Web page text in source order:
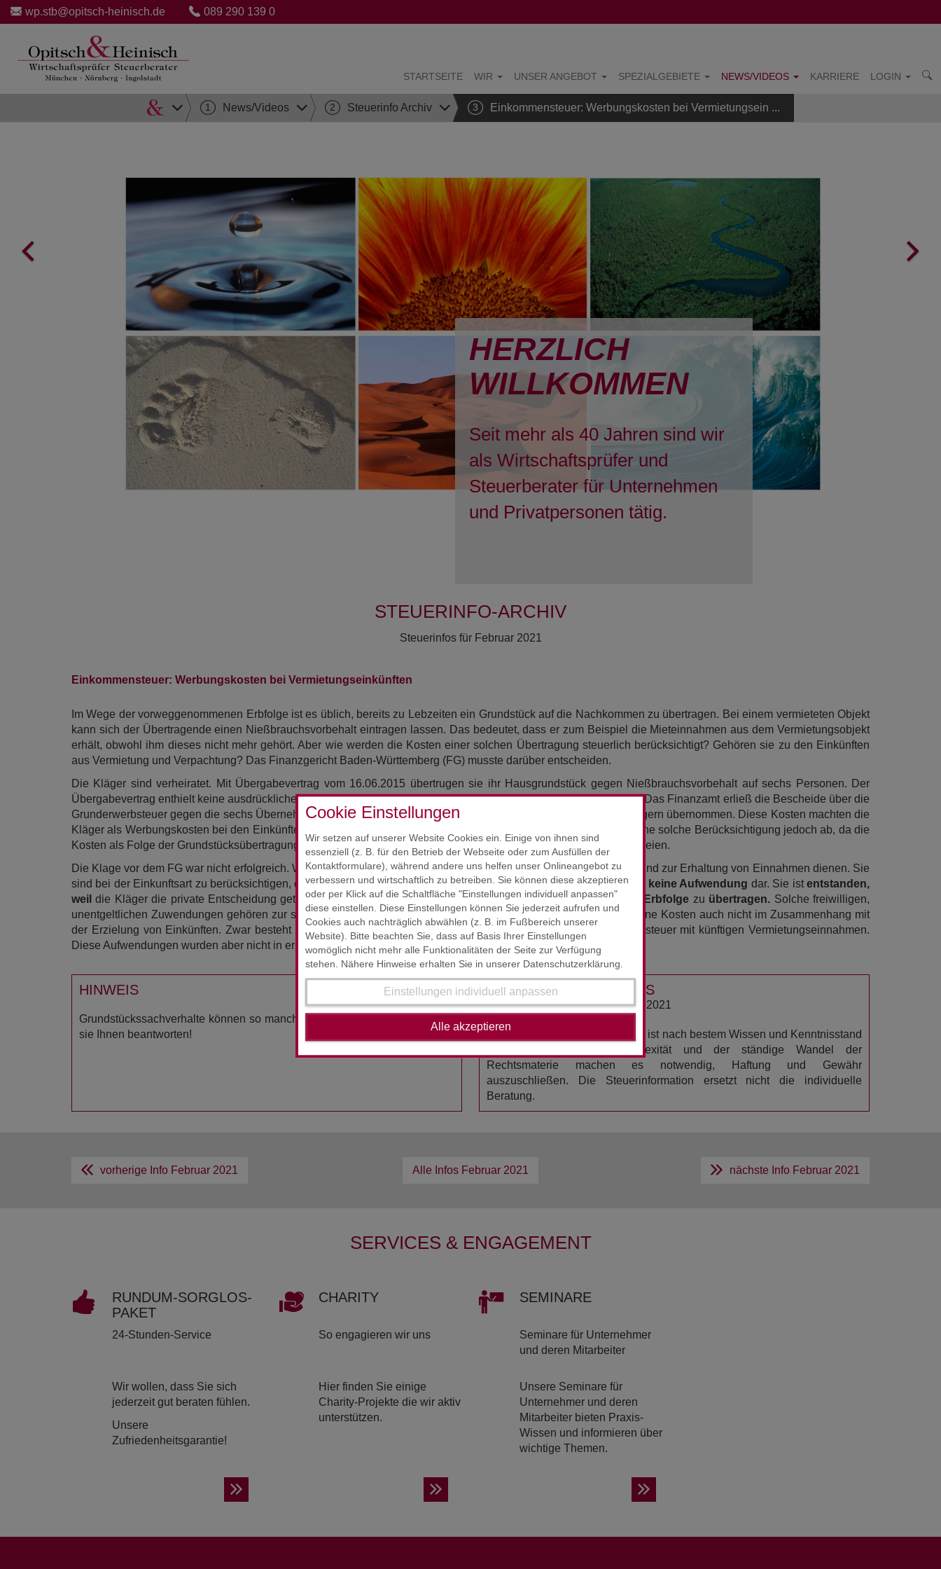
wp.stb@opitsch-heinisch.de 089 290 139 0
STARTSEITE WIR UNSER ANGEBOT SPEZIALGEBIETE NEWS/VIDEOS KARRIERE LOGIN
1 News/Videos 2 Steuerinfo Archiv 3 Einkommensteuer: Werbungskosten bei Vermietungsein ...
Cookie Einstellungen
Wir setzen auf unserer Website Cookies ein. Einige von ihnen sind
essenziell (z. B. für den Betrieb der Webseite oder zum Ausfüllen der
Kontaktformulare), während andere uns helfen unser Onlineangebot zu
verbessern und wirtschaftlich zu betreiben. Sie können diese akzeptieren
oder per Klick auf die Schaltfläche "Einstellungen individuell anpassen"
diese einstellen. Diese Einstellungen können Sie jederzeit aufrufen und
Cookies auch nachträglich abwählen (z. B. im Fußbereich unserer
Website). Bitte beachten Sie, dass auf Basis Ihrer Einstellungen
womöglich nicht mehr alle Funktionalitäten der Seite zur Verfügung
stehen. Nähere Hinweise erhalten Sie in unserer Datenschutzerklärung.
Einstellungen individuell anpassen
Alle akzeptieren
HERZLICH
WILLKOMMEN
Seit mehr als 40 Jahren sind wir
als Wirtschaftsprüfer und
Steuerberater für Unternehmen
und Privatpersonen tätig.
STEUERINFO-ARCHIV
Steuerinfos für Februar 2021
Einkommensteuer: Werbungskosten bei Vermietungseinkünften
Im Wege der vorweggenommenen Erbfolge ist es üblich, bereits zu Lebzeiten ein Grundstück auf die Nachkommen zu übertragen. Bei einem vermieteten Objekt
kann sich der Übertragende einen Nießbrauchsvorbehalt eintragen lassen. Das bedeutet, dass er zum Beispiel die Mieteinnahmen aus dem Vermietungsobjekt
erhält, obwohl ihm dieses nicht mehr gehört. Aber wie werden die Kosten einer solchen Übertragung steuerlich berücksichtigt? Gehören sie zu den Einkünften
aus Vermietung und Verpachtung? Das Finanzgericht Baden-Württemberg (FG) musste darüber entscheiden.
Die Kläger sind verheiratet. Mit Übergabevertrag vom 16.06.2015 übertrugen sie ihr Hausgrundstück gegen Nießbrauchsvorbehalt auf sechs Personen. Der
Übergabevertrag enthielt keine ausdrückliche Regelung, wer die Grunderwerbsteuer im Innenverhältnis tragen soll. Das Finanzamt erließ die Bescheide über die
Grunderwerbsteuer gegen die sechs Übernehmer. Allerdings wurde diese ebenso wie die Notarkosten von den Klägern übernommen. Diese Kosten machten die
Kläger als Werbungskosten bei den Einkünften aus Vermietung und Verpachtung geltend. Das Finanzamt lehnte eine solche Berücksichtigung jedoch ab, da die
Kosten als Folge der Grundstücksübertragung und nicht durch die Einräumung des Nießbrauchsrechts entstanden seien.
Die Klage vor dem FG war nicht erfolgreich. Werbungskosten sind Aufwendungen, die zum Erwerb, zur Sicherung und zur Erhaltung von Einnahmen dienen. Sie
sind bei der Einkunftsart zu berücksichtigen, durch die sie veranlasst sind. DieGrunderwerbsteuerstellt allerdings keine Aufwendung dar. Sie istentstanden,
weil die Kläger die private Entscheidung getroffen haben,das Grundstück im Wege der vorweggenommenen Erbfolge zu übertragen. Solche freiwilligen,
unentgeltlichen Zuwendungen gehören zur steuerrechtlich irrelevanten Privatsphäre. Somit stehen damit verbundene Kosten auch nicht im Zusammenhang mit
der Erzielung von Einkünften. Zwar besteht auch ein wirtschaftlicher Zusammenhang der gezahlten Grunderwerbsteuer mit künftigen Vermietungseinnahmen.
Diese Aufwendungen wurden aber nicht in erster Linie getätigt, um steuerpflichtige Einnahmen zu erzielen.
HINWEIS
Grundstückssachverhalte können so manche Frage aufwerfen. Wir können
sie Ihnen beantworten!
HAFTUNGSAUSSCHLUSS
STAND : JANUAR / FEBRUAR 2021
Der Inhalt der Steuerinformation ist nach bestem Wissen und Kenntnisstand
erstellt worden. Die Komplexität und der ständige Wandel der
Rechtsmaterie machen es notwendig, Haftung und Gewähr
auszuschließen. Die Steuerinformation ersetzt nicht die individuelle
Beratung.
vorherige Info Februar 2021 Alle Infos Februar 2021 nächste Info Februar 2021
SERVICES & ENGAGEMENT
RUND­UM-SORG­LOS-
PAKET
24-Stunden-Service
Wir wollen, dass Sie sich
jederzeit gut beraten fühlen.
Unsere
Zufriedenheitsgarantie!
CHA­RI­TY
So engagieren wir uns
Hier finden Sie einige
Charity-Projekte die wir aktiv
unterstützen.
SE­MI­NA­RE
Seminare für Unternehmer
und deren Mitarbeiter
Unsere Seminare für
Unternehmer und deren
Mitarbeiter bieten Praxis-
Wissen und informieren über
wichtige Themen.